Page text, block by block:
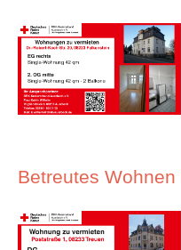
Betreutes Wohnen